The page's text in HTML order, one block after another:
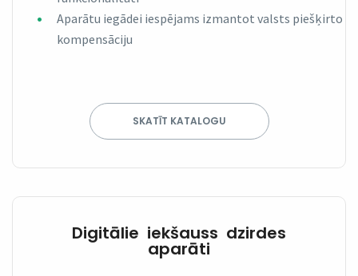
Aparātu iegādei iespējams izmantot valsts piešķirto
kompensāciju
Digitālie iekšauss dzirdes
aparāti